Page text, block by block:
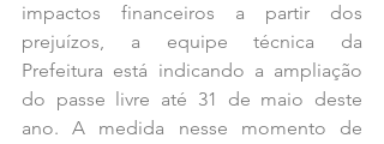
impactos financeiros a partir dos
prejuízos, a equipe técnica da
Prefeitura está indicando a ampliação
do passe livre até 31 de maio deste
ano. A medida nesse momento de